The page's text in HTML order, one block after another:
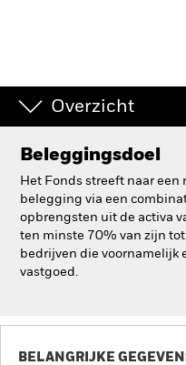
Overzicht
Beleggingsdoel
Het Fonds streeft naar
belegging via een
opbrengsten uit de activa
ten minste 70% van zijn
bedrijven die voornamelijk
vastgoed.
BELANGRIJKE